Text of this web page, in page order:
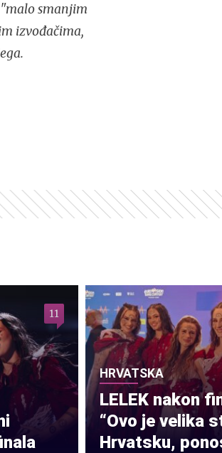
smanjim
izvođačima,
11
HRVATSKA
LELEK nakon
“Ovo je velika
Hrvatsku,